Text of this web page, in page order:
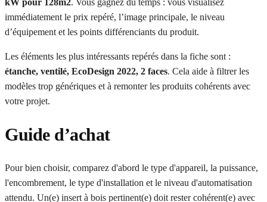
kW pour 128m2. Vous gagnez du temps : vous visualisez
immédiatement le prix repéré, l’image principale, le niveau
d’équipement et les points différenciants du produit.
Les éléments les plus intéressants repérés dans la fiche sont :
étanche, ventilé, EcoDesign 2022, 2 faces. Cela aide à filtrer les
modèles trop génériques et à remonter les produits cohérents avec
votre projet.
Guide d’achat
Pour bien choisir, comparez d'abord le type d'appareil, la puissance,
l'encombrement, le type d'installation et le niveau d'automatisation
attendu. Un(e) insert à bois pertinent(e) doit rester cohérent(e) avec